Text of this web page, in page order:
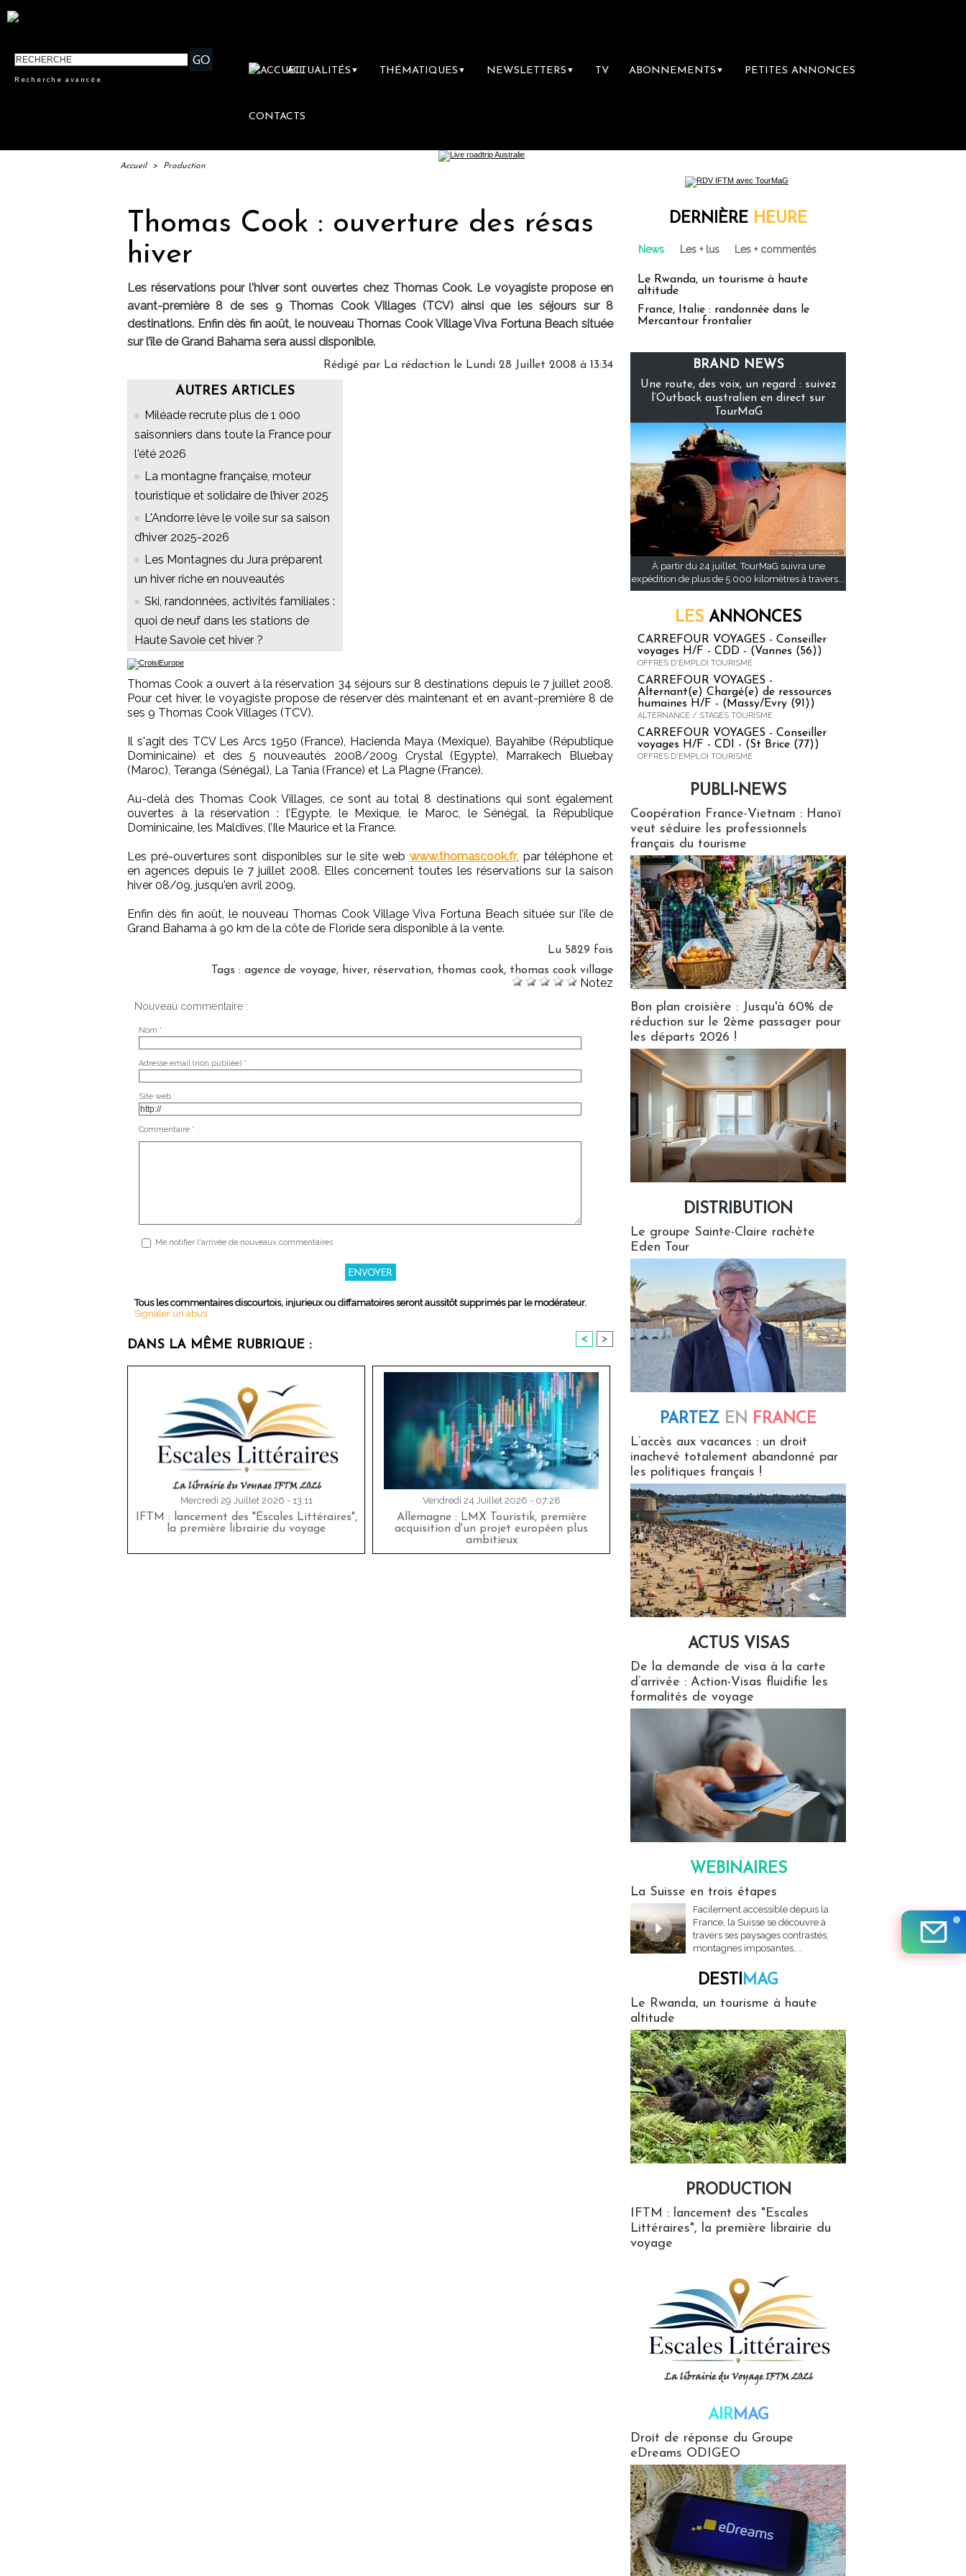
Recherche avancée
ACTUALITÉS ▼ THÉMATIQUES ▼ NEWSLETTERS ▼ TV ABONNEMENTS ▼ PETITES ANNONCES
CONTACTS
Accueil > Production
Thomas Cook : ouverture des résas
hiver
Les réservations pour l'hiver sont ouvertes chez Thomas Cook. Le voyagiste propose en
avant-première 8 de ses 9 Thomas Cook Villages (TCV) ainsi que les séjours sur 8
destinations. Enfin dès fin août, le nouveau Thomas Cook Village Viva Fortuna Beach située
sur l’île de Grand Bahama sera aussi disponible.
Rédigé par La rédaction le Lundi 28 Juillet 2008 à 13:34
AUTRES ARTICLES
Miléade recrute plus de 1 000
saisonniers dans toute la France pour
l'été 2026
La montagne française, moteur
touristique et solidaire de l’hiver 2025
L'Andorre lève le voile sur sa saison
d’hiver 2025-2026
Les Montagnes du Jura préparent
un hiver riche en nouveautés
Ski, randonnées, activités familiales :
quoi de neuf dans les stations de
Haute Savoie cet hiver ?
Thomas Cook a ouvert à la réservation 34 séjours sur 8 destinations depuis le 7 juillet 2008.
Pour cet hiver, le voyagiste propose de réserver dès maintenant et en avant-première 8 de
ses 9 Thomas Cook Villages (TCV).
Il s'agit des TCV Les Arcs 1950 (France), Hacienda Maya (Mexique), Bayahibe (République
Dominicaine) et des 5 nouveautés 2008/2009 Crystal (Egypte), Marrakech Bluebay
(Maroc), Teranga (Sénégal), La Tania (France) et La Plagne (France).
Au-delà des Thomas Cook Villages, ce sont au total 8 destinations qui sont également
ouvertes à la réservation : l’Egypte, le Mexique, le Maroc, le Sénégal, la République
Dominicaine, les Maldives, l’Ile Maurice et la France.
Les pré-ouvertures sont disponibles sur le site web www.thomascook.fr, par téléphone et
en agences depuis le 7 juillet 2008. Elles concernent toutes les réservations sur la saison
hiver 08/09, jusqu'en avril 2009.
Enfin dès fin août, le nouveau Thomas Cook Village Viva Fortuna Beach située sur l’île de
Grand Bahama à 90 km de la côte de Floride sera disponible à la vente.
Lu 5829 fois
Tags : agence de voyage, hiver, réservation, thomas cook, thomas cook village
Notez
Nouveau commentaire :
Nom * :
Adresse email (non publiée) * :
Site web :
Commentaire * :
Me notifier l'arrivée de nouveaux commentaires
Tous les commentaires discourtois, injurieux ou diffamatoires seront aussitôt supprimés par le modérateur.
Signaler un abus
DANS LA MÊME RUBRIQUE : < >
Mercredi 29 Juillet 2026 - 13:11
IFTM : lancement des "Escales Littéraires",
la première librairie du voyage
Vendredi 24 Juillet 2026 - 07:28
Allemagne : LMX Touristik, première
acquisition d'un projet européen plus
ambitieux
DERNIÈRE HEURE
News Les + lus Les + commentés
Le Rwanda, un tourisme à haute
altitude
France, Italie : randonnée dans le
Mercantour frontalier
BRAND NEWS
Une route, des voix, un regard : suivez
l’Outback australien en direct sur
TourMaG
À partir du 24 juillet, TourMaG suivra une
expédition de plus de 5 000 kilomètres à travers...
LES ANNONCES
CARREFOUR VOYAGES - Conseiller
voyages H/F - CDD - (Vannes (56))
OFFRES D'EMPLOI TOURISME
CARREFOUR VOYAGES -
Alternant(e) Chargé(e) de ressources
humaines H/F - (Massy/Evry (91))
ALTERNANCE / STAGES TOURISME
CARREFOUR VOYAGES - Conseiller
voyages H/F - CDI - (St Brice (77))
OFFRES D'EMPLOI TOURISME
PUBLI-NEWS
Coopération France-Vietnam : Hanoï
veut séduire les professionnels
français du tourisme
Bon plan croisière : Jusqu'à 60% de
réduction sur le 2ème passager pour
les départs 2026 !
DISTRIBUTION
Le groupe Sainte-Claire rachète
Eden Tour
PARTEZ EN FRANCE
L’accès aux vacances : un droit
inachevé totalement abandonné par
les politiques français !
ACTUS VISAS
De la demande de visa à la carte
d’arrivée : Action-Visas fluidifie les
formalités de voyage
WEBINAIRES
La Suisse en trois étapes
Facilement accessible depuis la
France, la Suisse se découvre à
travers ses paysages contrastés,
montagnes imposantes,...
DESTIMAG
Le Rwanda, un tourisme à haute
altitude
PRODUCTION
IFTM : lancement des "Escales
Littéraires", la première librairie du
voyage
AIRMAG
Droit de réponse du Groupe
eDreams ODIGEO